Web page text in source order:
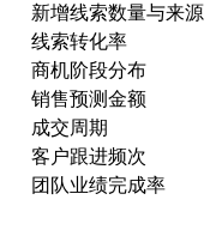
新增线索数量与来源
线索转化率
商机阶段分布
销售预测金额
成交周期
客户跟进频次
团队业绩完成率